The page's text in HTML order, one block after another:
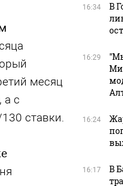
месяц
а с
ставки.
16:34
В
16:29
16:24
16:17
В